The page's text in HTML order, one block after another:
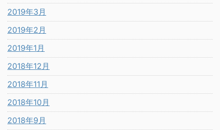
2019年3月
2019年2月
2019年1月
2018年12月
2018年11月
2018年10月
2018年9月